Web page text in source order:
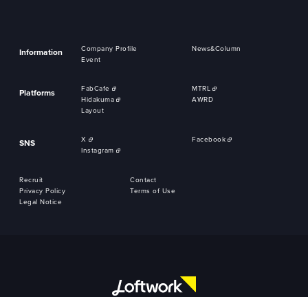
Information Company Profile
News&Column
Event
Platforms FabCafe
MTRL
Hidakuma
AWRD
Layout
SNS X
Facebook
Instagram
Recruit
Contact
Privacy Policy
Terms of Use
Legal Notice